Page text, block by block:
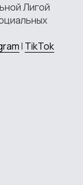
Лигой
I TikTok